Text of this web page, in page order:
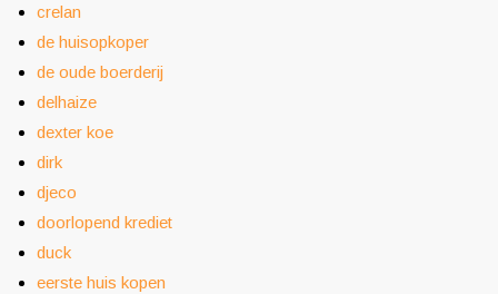
crelan
de huisopkoper
de oude boerderij
delhaize
dexter koe
dirk
djeco
doorlopend krediet
duck
eerste huis kopen